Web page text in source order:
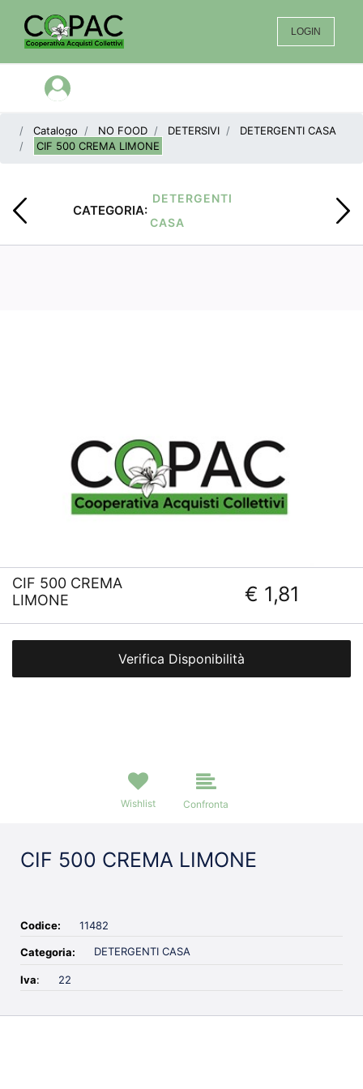
LOGIN
Open menu
Catalogo NO FOOD DETERSIVI
DETERGENTI CASA
CIF 500 CREMA LIMONE
CATEGORIA:
DETERGENTI
CASA
CIF 500 CREMA
LIMONE
€ 1,81
Verifica Disponibilità
Wishlist Confronta
CIF 500 CREMA LIMONE
Codice: 11482
Categoria: DETERGENTI CASA
Iva: 22